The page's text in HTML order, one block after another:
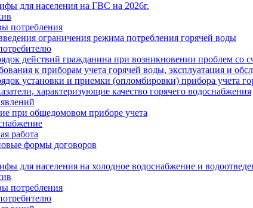
для населения на ГВС на 2026г.
потребления
ограничения режима потребления горячей воды
действий гражданина при возникновении проблем со
к приборам учета горячей воды, эксплуатация и
установки и приемки (опломбировки) прибора учета
характеризующие качество горячего водоснабжения
при общедомовом приборе учета
работа
формы договоров
для населения на холодное водоснабжение и
потребления